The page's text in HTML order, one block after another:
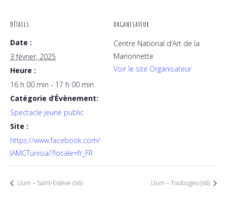
DÉTAILS
Date :
3 février, 2025
Heure :
16 h 00 min - 17 h 00 min
Catégorie d’Évènement:
Spectacle jeune public
Site :
https://www.facebook.com/
JAMCTunisia/?locale=fr_FR
ORGANISATEUR
Centre National d’Art de la
Marionnette
Voir le site Organisateur
Llum – Saint-Estève (66) Llum – Toulouges (66)